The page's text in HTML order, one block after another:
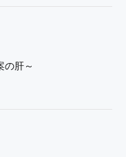
の肝～